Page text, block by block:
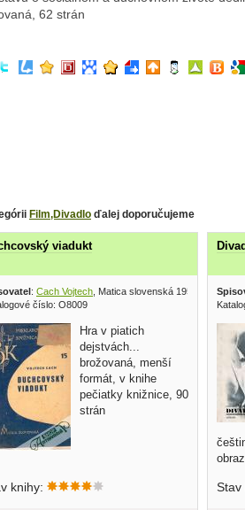
62 strán
Film,Divadlo ďalej doporučujeme
viadukt
: Cach Vojtech , Matica slovenská 1951
číslo: O8009
Hra v piatich
dejstvách...
brožovaná, menší
formát, v knihe
pečiatky knižnice, 90
strán
knihy: Stav